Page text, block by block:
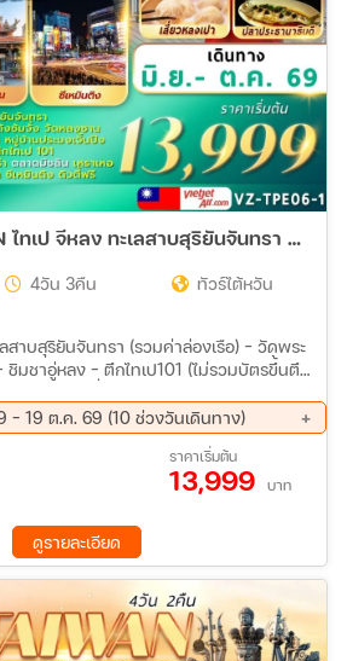
ทัวร์ไต้หวัน TAIWAN ไทเป จีหลง ทะเลสาบสุริยันจันทรา 4วัน 3คืน (VZ)
4วัน 3คืน ทัวร์ไต้หวัน
ลสาบสุริยันจันทรา (รวมค่าล่องเรือ) – วัดพระ
เฟิ่น - วัดหลงซาน
ติง
- 19 ต.ค. 69 (10 ช่วงวันเดินทาง)
27 ส.ค. 69 - 30 ส.ค. 69
10 ก.ย. 69 - 13 ก.ย. 69
24 ก.ย. 69 - 27 ก.ย. 69
02 ต.ค. 69 - 05 ต.ค. 69
16 ต.ค. 69 - 19 ต.ค. 69
ราคาเริ่มต้น
13,999 บาท
ดูรายละเอียด